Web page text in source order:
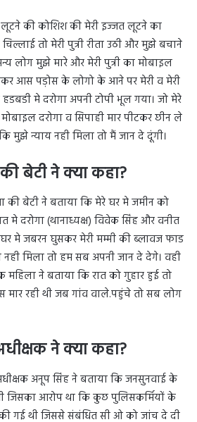
की कोशिश की मेरी इज्जत लूटने का
तो मेरी पुत्री रीता उठी और मुझे बचाने
लोग मुझे मारे और मेरी पुत्री का मोबाइल
आस पड़ोस के लोगो के आने पर मेरी व मेरी
मे दरोगा अपनी टोपी भूल गया। जो मेरे
दरोगा व सिपाही मार पीटकर छीन ले
मुझे न्याय नही मिला तो मैं जान दे दूंगी।
बेटी ने क्या कहा?
की बेटी ने बताया कि मेरे घर मे जमीन को
दरोगा (थानाध्यक्ष) विवेक सिंह और वनीत
मे जबरन घुसकर मेरी मम्मी की ब्लावज फाड
मिला तो हम सब अपनी जान दे देगे। वही
ने बताया कि रात को गुहार हुई तो
रही थी जब गांव वाले.पहुंचे तो सब लोग
ने क्या कहा?
अनूप सिंह ने बताया कि जनसुनवाई के
आरोप था कि कुछ पुलिसकर्मियों के
गई थी जिससे संबंधित सी ओ को जांच दे दी